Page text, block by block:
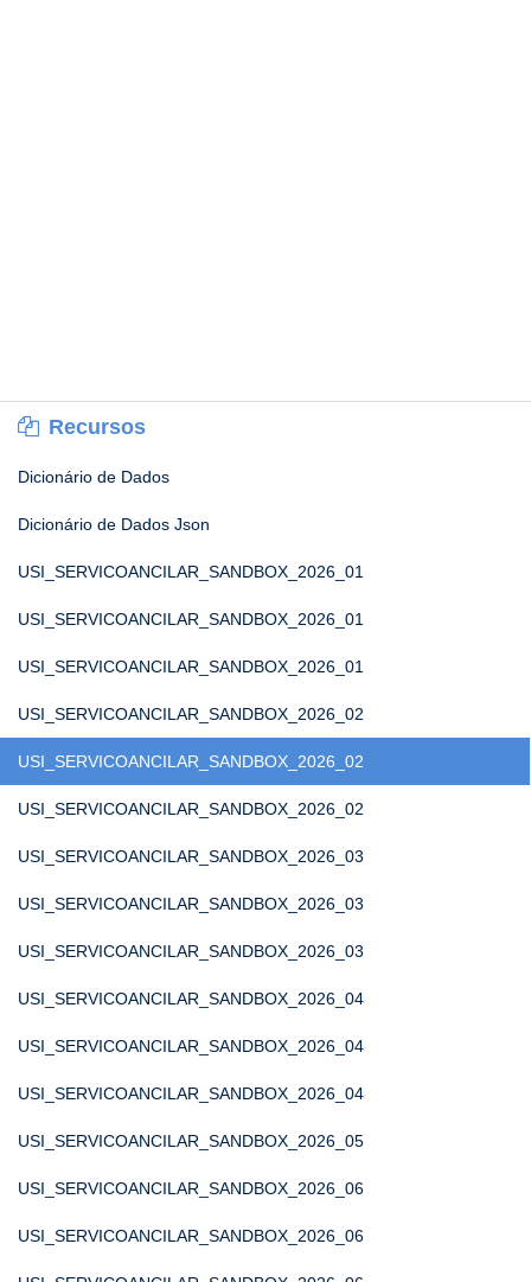
Recursos
Dicionário de Dados
Dicionário de Dados Json
USI_SERVICOANCILAR_SANDBOX_2026_01
USI_SERVICOANCILAR_SANDBOX_2026_01
USI_SERVICOANCILAR_SANDBOX_2026_01
USI_SERVICOANCILAR_SANDBOX_2026_02
USI_SERVICOANCILAR_SANDBOX_2026_02
USI_SERVICOANCILAR_SANDBOX_2026_02
USI_SERVICOANCILAR_SANDBOX_2026_03
USI_SERVICOANCILAR_SANDBOX_2026_03
USI_SERVICOANCILAR_SANDBOX_2026_03
USI_SERVICOANCILAR_SANDBOX_2026_04
USI_SERVICOANCILAR_SANDBOX_2026_04
USI_SERVICOANCILAR_SANDBOX_2026_04
USI_SERVICOANCILAR_SANDBOX_2026_05
USI_SERVICOANCILAR_SANDBOX_2026_06
USI_SERVICOANCILAR_SANDBOX_2026_06